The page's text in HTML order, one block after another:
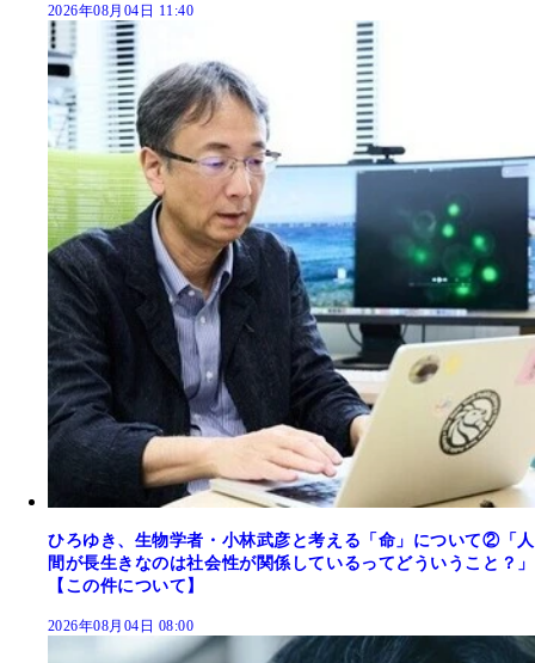
2026年08月04日 11:40
ひろゆき、生物学者・小林武彦と考える「命」について②「人
間が長生きなのは社会性が関係しているってどういうこと？」
【この件について】
2026年08月04日 08:00